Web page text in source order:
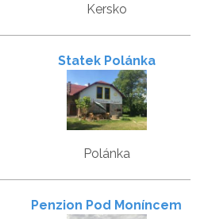
Kersko
Statek Polánka
Polánka
Penzion Pod Moníncem